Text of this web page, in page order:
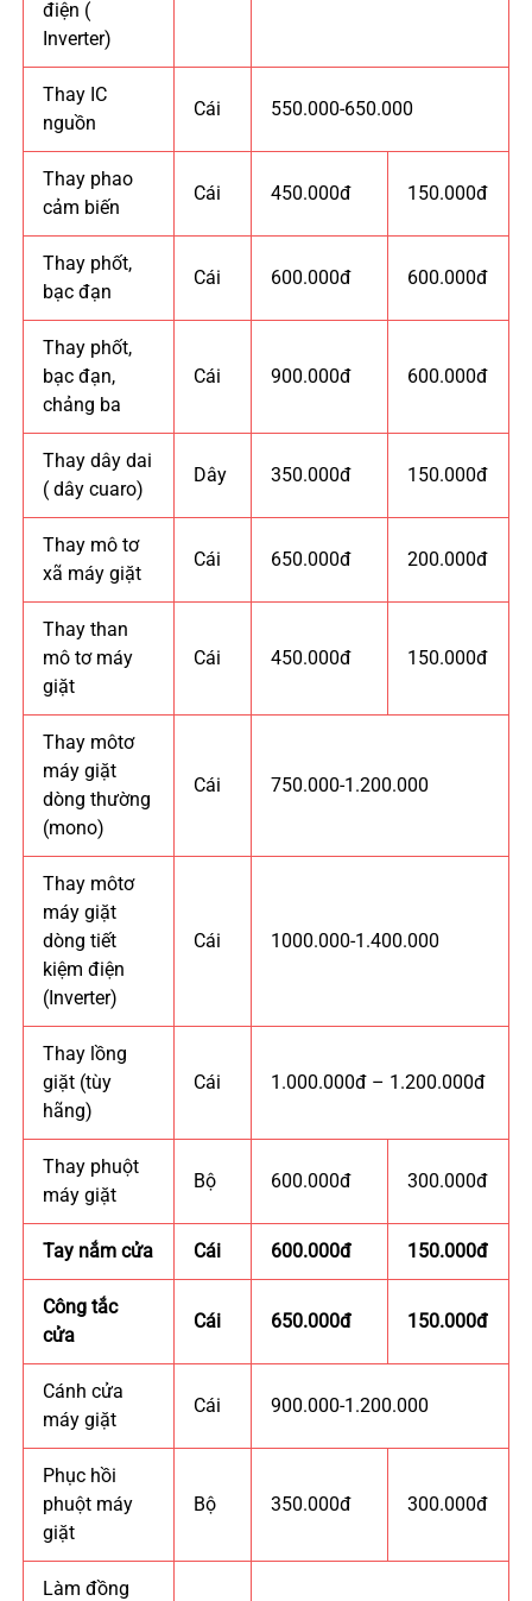
điện (
Inverter)
Thay IC
nguồn
Cái 550.000-650.000
Thay phao
cảm biến
Cái 450.000đ 150.000đ
Thay phốt,
bạc đạn
Cái 600.000đ 600.000đ
Thay phốt,
bạc đạn,
chảng ba
Cái 900.000đ 600.000đ
Thay dây dai
( dây cuaro)
Dây 350.000đ 150.000đ
Thay mô tơ
xã máy giặt
Cái 650.000đ 200.000đ
Thay than
mô tơ máy
giặt
Cái 450.000đ 150.000đ
Thay môtơ
máy giặt
dòng thường
(mono)
Cái 750.000-1.200.000
Thay môtơ
máy giặt
dòng tiết
kiệm điện
(Inverter)
Cái 1000.000-1.400.000
Thay lồng
giặt (tùy
hãng)
Cái 1.000.000đ – 1.200.000đ
Thay phuột
máy giặt
Bộ 600.000đ 300.000đ
Tay nắm cửa Cái 600.000đ 150.000đ
Công tắc
cửa
Cái 650.000đ 150.000đ
Cánh cửa
máy giặt
Cái 900.000-1.200.000
Phục hồi
phuột máy
giặt
Bộ 350.000đ 300.000đ
Làm đồng